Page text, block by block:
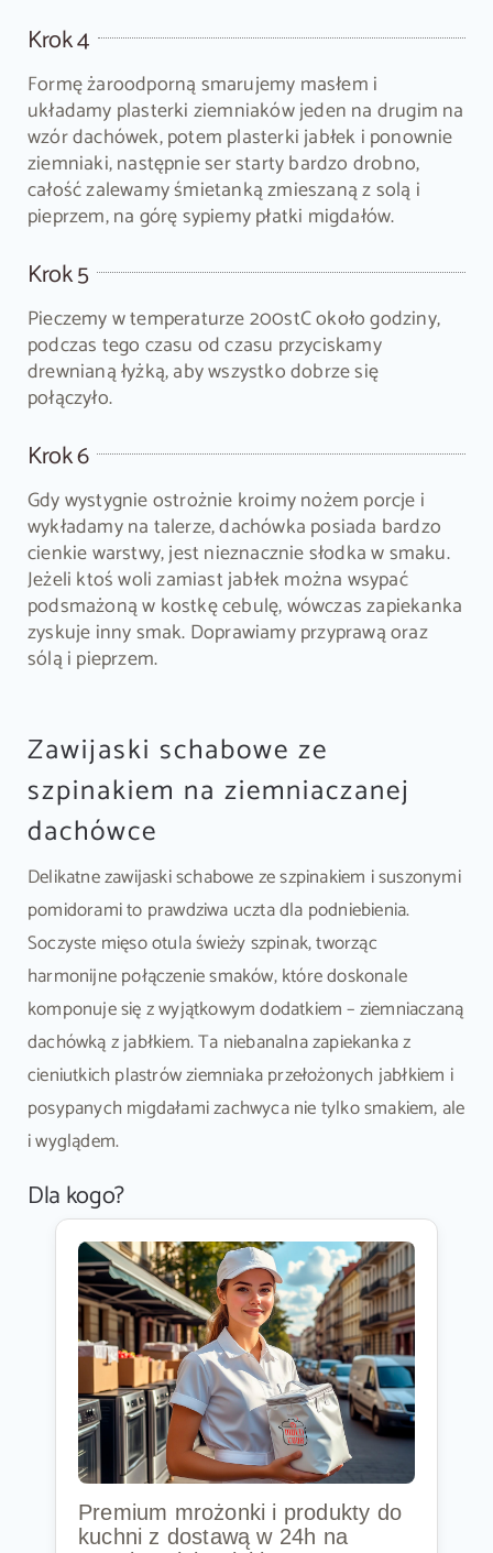
Krok 4
Formę żaroodporną smarujemy masłem i
układamy plasterki ziemniaków jeden na drugim na
wzór dachówek, potem plasterki jabłek i ponownie
ziemniaki, następnie ser starty bardzo drobno,
całość zalewamy śmietanką zmieszaną z solą i
pieprzem, na górę sypiemy płatki migdałów.
Krok 5
Pieczemy w temperaturze 200stC około godziny,
podczas tego czasu od czasu przyciskamy
drewnianą łyżką, aby wszystko dobrze się
połączyło.
Krok 6
Gdy wystygnie ostrożnie kroimy nożem porcje i
wykładamy na talerze, dachówka posiada bardzo
cienkie warstwy, jest nieznacznie słodka w smaku.
Jeżeli ktoś woli zamiast jabłek można wsypać
podsmażoną w kostkę cebulę, wówczas zapiekanka
zyskuje inny smak. Doprawiamy przyprawą oraz
sólą i pieprzem.
Zawijaski schabowe ze
szpinakiem na ziemniaczanej
dachówce
Delikatne zawijaski schabowe ze szpinakiem i suszonymi
pomidorami to prawdziwa uczta dla podniebienia.
Soczyste mięso otula świeży szpinak, tworząc
harmonijne połączenie smaków, które doskonale
komponuje się z wyjątkowym dodatkiem – ziemniaczaną
dachówką z jabłkiem. Ta niebanalna zapiekanka z
cieniutkich plastrów ziemniaka przełożonych jabłkiem i
posypanych migdałami zachwyca nie tylko smakiem, ale
i wyglądem.
Dla kogo?
Premium mrożonki i produkty do
kuchni z dostawą w 24h na